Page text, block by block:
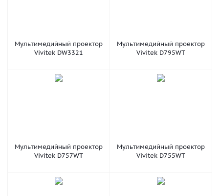
Мультимедийный проектор
Vivitek DW3321
Мультимедийный проектор
Vivitek D795WT
Мультимедийный проектор
Vivitek D757WT
Мультимедийный проектор
Vivitek D755WT